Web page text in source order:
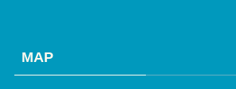
MAP